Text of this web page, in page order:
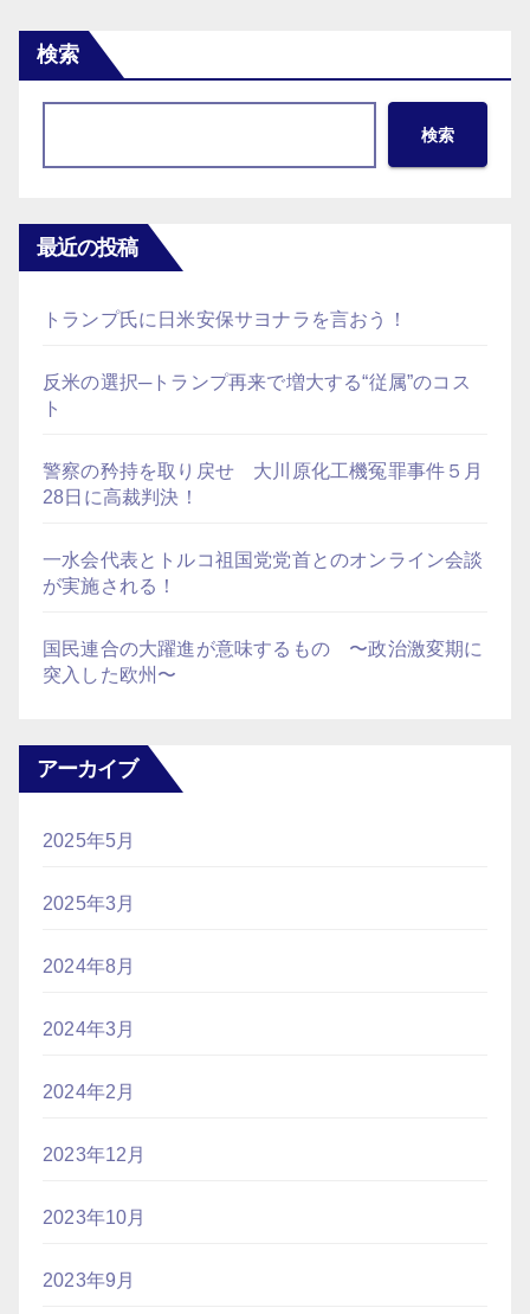
検索
検索
最近の投稿
トランプ氏に日米安保サヨナラを言おう！
反米の選択─トランプ再来で増大する“従属”のコス
ト
警察の矜持を取り戻せ 大川原化工機冤罪事件５月
28日に高裁判決！
一水会代表とトルコ祖国党党首とのオンライン会談
が実施される！
国民連合の大躍進が意味するもの 〜政治激変期に
突入した欧州〜
アーカイブ
2025年5月
2025年3月
2024年8月
2024年3月
2024年2月
2023年12月
2023年10月
2023年9月